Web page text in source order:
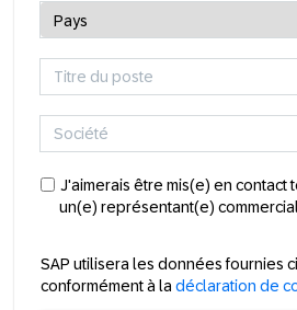
J'aimerais être mis(e) en contact
un(e) représentant(e)
SAP utilisera les données fournies
conformément à la déclaration de